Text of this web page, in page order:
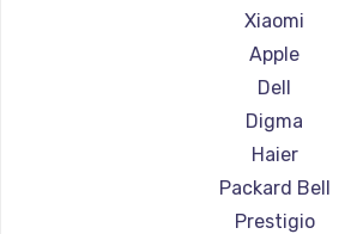
Ремонт ноутбуков
Ремонт ноутбуков
Ремонт ноутбуков
Ремонт ноутбуков
Ремонт ноутбуков
Ремонт ноутбуков
Ремонт ноутбуков
Xiaomi
Apple
Dell
Digma
Haier
Packard Bell
Prestigio